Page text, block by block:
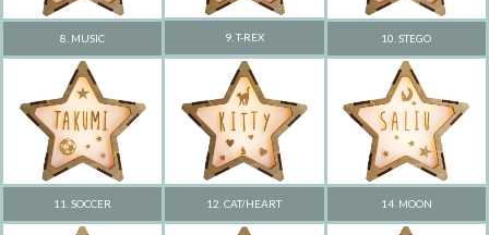
8. MUSIC 9. T-REX 10. STEGO
11. SOCCER 12. CAT/HEART 14. MOON